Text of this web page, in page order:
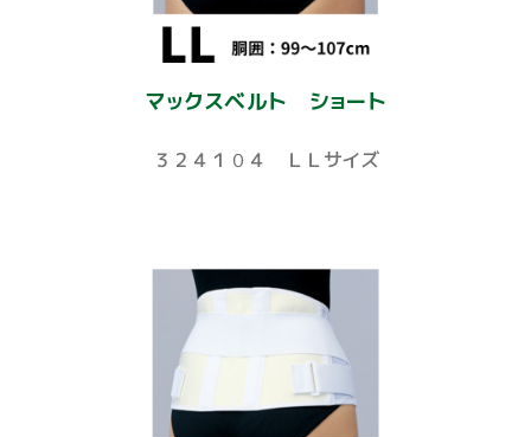
マックスベルト ショート
３２４１０４ ＬＬサイズ